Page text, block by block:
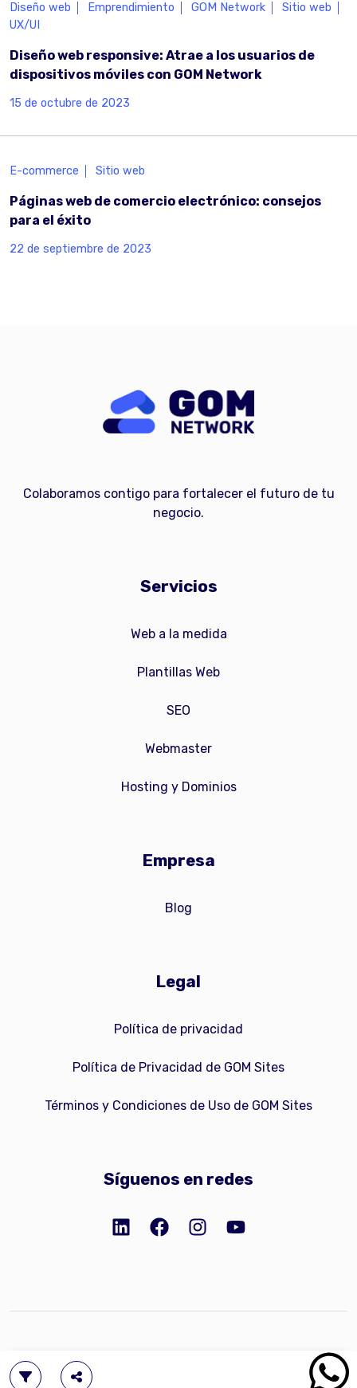
Diseño web Emprendimiento GOM Network
Sitio web
UX/UI
Diseño web responsive: Atrae a los usuarios de
dispositivos móviles con GOM Network
15 de octubre de 2023
E-commerce Sitio web
Páginas web de comercio electrónico: consejos
para el éxito
22 de septiembre de 2023
Colaboramos contigo para fortalecer el futuro de tu
negocio.
Servicios
Web a la medida
Plantillas Web
SEO
Webmaster
Hosting y Dominios
Empresa
Blog
Legal
Política de privacidad
Política de Privacidad de GOM Sites
Términos y Condiciones de Uso de GOM Sites
Síguenos en redes